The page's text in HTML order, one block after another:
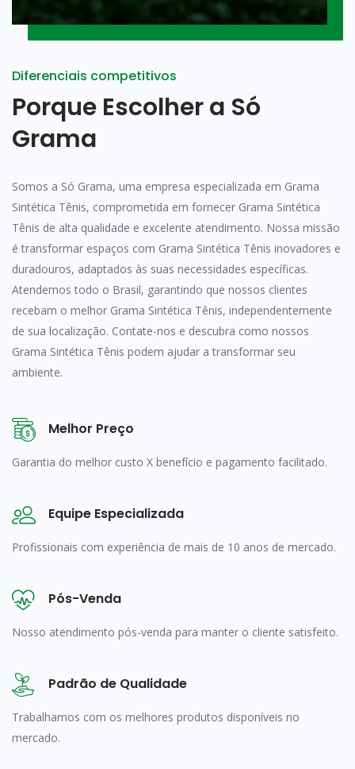
Diferenciais competitivos
Porque Escolher a Só
Grama
Somos a Só Grama, uma empresa especializada em Grama
Sintética Tênis, comprometida em fornecer Grama Sintética
Tênis de alta qualidade e excelente atendimento. Nossa missão
é transformar espaços com Grama Sintética Tênis inovadores e
duradouros, adaptados às suas necessidades específicas.
Atendemos todo o Brasil, garantindo que nossos clientes
recebam o melhor Grama Sintética Tênis, independentemente
de sua localização. Contate-nos e descubra como nossos
Grama Sintética Tênis podem ajudar a transformar seu
ambiente.
Melhor Preço
Garantia do melhor custo X benefício e pagamento facilitado.
Equipe Especializada
Profissionais com experiência de mais de 10 anos de mercado.
Pós-Venda
Nosso atendimento pós-venda para manter o cliente satisfeito.
Padrão de Qualidade
Trabalhamos com os melhores produtos disponíveis no
mercado.